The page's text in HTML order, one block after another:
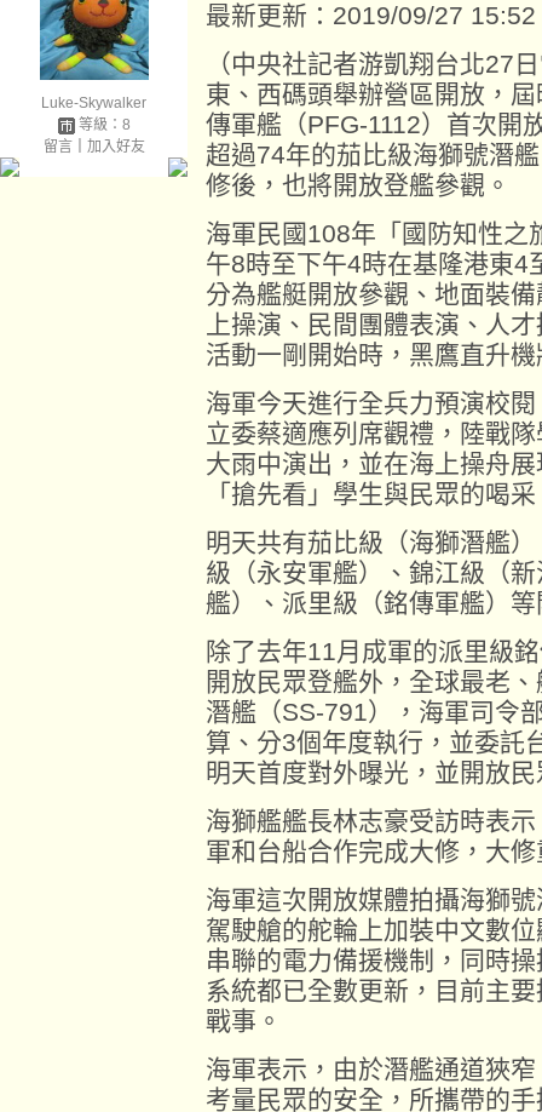
Luke-Skywalker
等級：8
留言｜ 加入好友
最新更新：2019/09/27 15:52
（中央社記者游凱翔台北27
東、西碼頭舉辦營區開放，
傳軍艦（PFG-1112）首次開
超過74年的茄比級海獅號潛
修後，也將開放登艦參觀。
海軍民國108年「國防知性之
午8時至下午4時在基隆港東4
分為艦艇開放參觀、地面裝
上操演、民間團體表演、人
活動一剛開始時，黑鷹直升
海軍今天進行全兵力預演校
立委蔡適應列席觀禮，陸戰
大雨中演出，並在海上操舟
「搶先看」學生與民眾的喝采
明天共有茄比級（海獅潛艦
級（永安軍艦）、錦江級（
艦）、派里級（銘傳軍艦）
除了去年11月成軍的派里級
開放民眾登艦外，全球最老
潛艦（SS-791），海軍司令
算、分3個年度執行，並委託
明天首度對外曝光，並開放
海獅艦艦長林志豪受訪時表
軍和台船合作完成大修，大
海軍這次開放媒體拍攝海獅
駕駛艙的舵輪上加裝中文數
串聯的電力備援機制，同時
系統都已全數更新，目前主
戰事。
海軍表示，由於潛艦通道狹
考量民眾的安全，所攜帶的